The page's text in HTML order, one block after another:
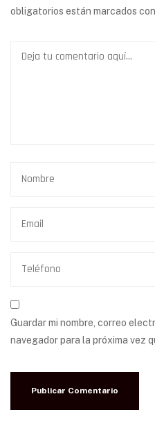
obligatorios están marcados con
Guardar mi nombre, correo
navegador para la próxima vez